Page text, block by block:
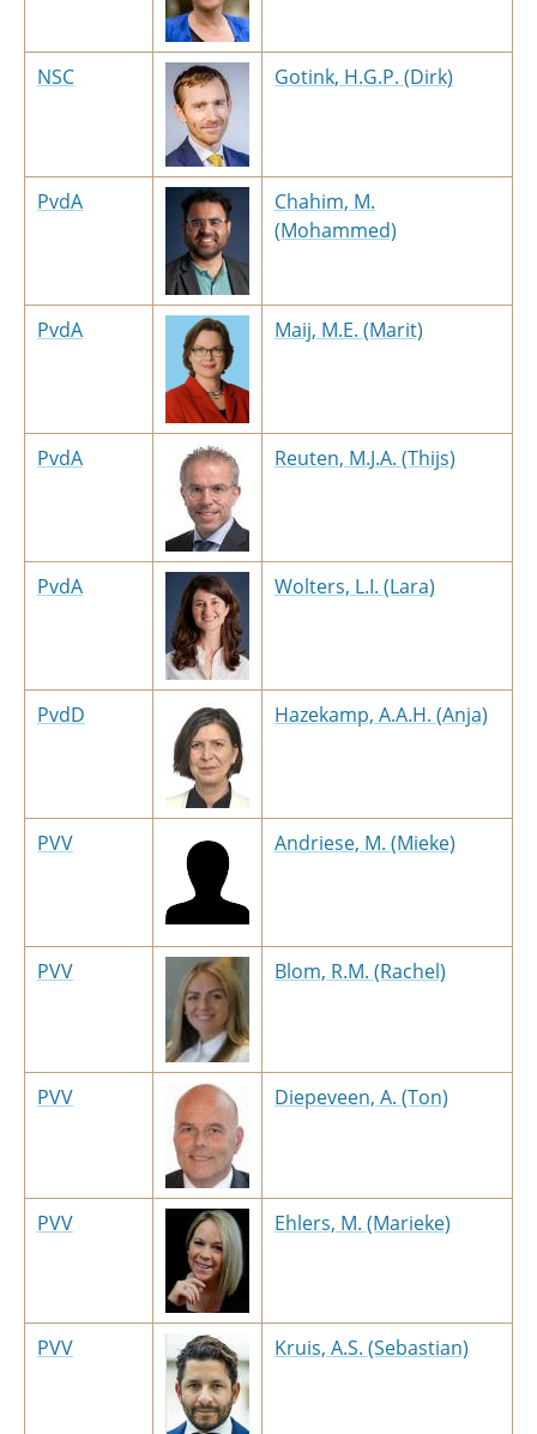
NSC Gotink, H.G.P. (Dirk)
PvdA
Chahim, M.
(Mohammed)
PvdA Maij, M.E. (Marit)
PvdA Reuten, M.J.A. (Thijs)
PvdA Wolters, L.I. (Lara)
PvdD Hazekamp, A.A.H. (Anja)
PVV Andriese, M. (Mieke)
PVV Blom, R.M. (Rachel)
PVV Diepeveen, A. (Ton)
PVV Ehlers, M. (Marieke)
PVV Kruis, A.S. (Sebastian)